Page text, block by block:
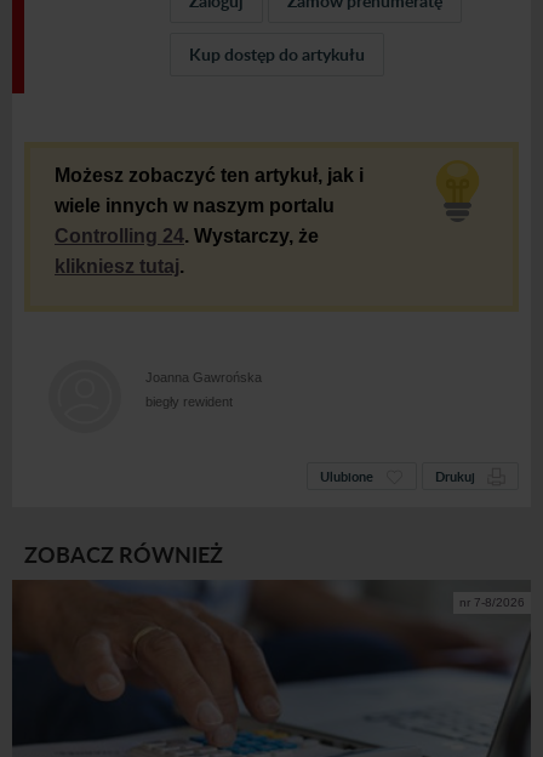
Kup dostęp do artykułu
Możesz zobaczyć ten artykuł, jak i
wiele innych w naszym portalu
Controlling 24. Wystarczy, że
klikniesz tutaj.
Joanna Gawrońska
biegły rewident
Ulubione Drukuj
ZOBACZ RÓWNIEŻ
nr 7-8/2026